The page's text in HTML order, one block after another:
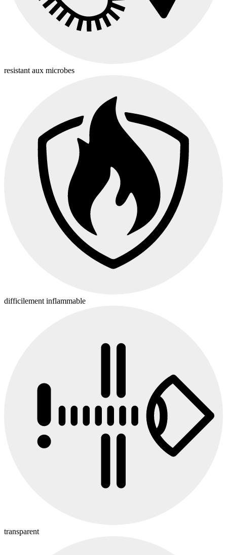
resistant aux microbes
difficilement inflammable
transparent